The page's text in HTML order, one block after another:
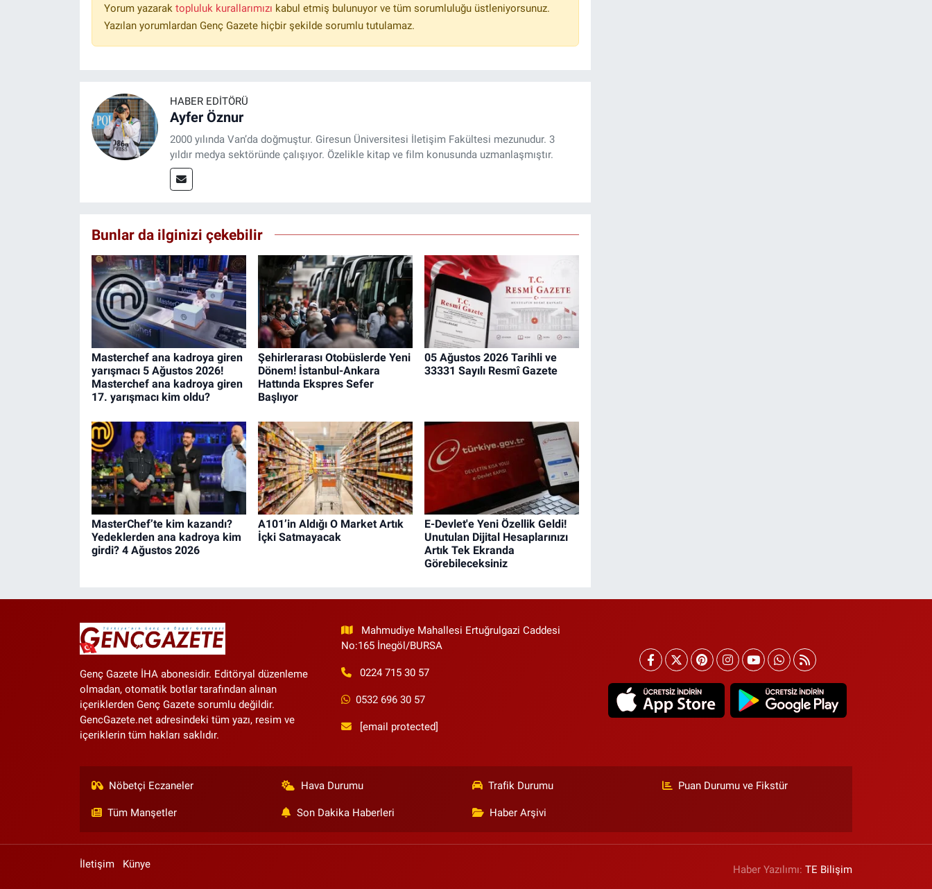
Yorum yazarak topluluk kurallarımızı kabul etmiş bulunuyor ve tüm sorumluluğu üstleniyorsunuz.
Yazılan yorumlardan Genç Gazete hiçbir şekilde sorumlu tutulamaz.
HABER EDITÖRÜ
Ayfer Öznur
2000 yılında Van’da doğmuştur. Giresun Üniversitesi İletişim Fakültesi mezunudur. 3
yıldır medya sektöründe çalışıyor. Özelikle kitap ve film konusunda uzmanlaşmıştır.
Bunlar da ilginizi çekebilir
Masterchef ana kadroya giren
yarışmacı 5 Ağustos 2026!
Masterchef ana kadroya giren
17. yarışmacı kim oldu?
Şehirlerarası Otobüslerde Yeni
Dönem! İstanbul-Ankara
Hattında Ekspres Sefer
Başlıyor
05 Ağustos 2026 Tarihli ve
33331 Sayılı Resmî Gazete
MasterChef’te kim kazandı?
Yedeklerden ana kadroya kim
girdi? 4 Ağustos 2026
A101’in Aldığı O Market Artık
İçki Satmayacak
E-Devlet'e Yeni Özellik Geldi!
Unutulan Dijital Hesaplarınızı
Artık Tek Ekranda
Görebileceksiniz
Genç Gazete İHA abonesidir. Editöryal düzenleme
olmadan, otomatik botlar tarafından alınan
içeriklerden Genç Gazete sorumlu değildir.
GencGazete.net adresindeki tüm yazı, resim ve
içeriklerin tüm hakları saklıdır.
Mahmudiye Mahallesi Ertuğrulgazi Caddesi
No:165 İnegöl/BURSA
0224 715 30 57
0532 696 30 57
[email protected]
Nöbetçi Eczaneler Hava Durumu Trafik Durumu Puan Durumu ve Fikstür
Tüm Manşetler Son Dakika Haberleri Haber Arşivi
İletişim Künye Haber Yazılımı:TE Bilişim